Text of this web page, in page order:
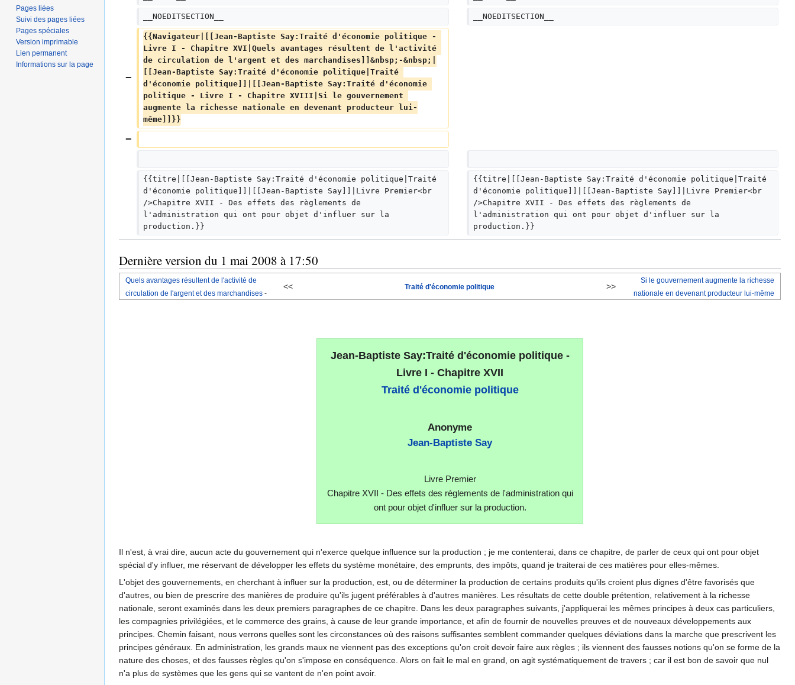
t
__NOEDITSECTION__ __NOEDITSECTION__
{{Navigateur|[[Jean-Baptiste Say:Traité d'économie politique -
Livre I - Chapitre XVI|Quels avantages résultent de l'activité
de circulation de l'argent et des marchandises]]&nbsp;-&nbsp;|
[[Jean-Baptiste Say:Traité d'économie politique|Traité
d'économie politique]]|[[Jean-Baptiste Say:Traité d'économie
politique - Livre I - Chapitre XVIII|Si le gouvernement
augmente la richesse nationale en devenant producteur lui-
même]]}}
{{titre|[[Jean-Baptiste Say:Traité d'économie politique|Traité
d'économie politique]]|[[Jean-Baptiste Say]]|Livre Premier<br
/>Chapitre XVII - Des effets des règlements de
l'administration qui ont pour objet d'influer sur la
production.}}
{{titre|[[Jean-Baptiste Say:Traité d'économie politique|Traité
d'économie politique]]|[[Jean-Baptiste Say]]|Livre Premier<br
/>Chapitre XVII - Des effets des règlements de
l'administration qui ont pour objet d'influer sur la
production.}}
Dernière version du 1 mai 2008 à 17:50
Quels avantages résultent de l'activité de
circulation de l'argent et des marchandises -
<< Traité d'économie politique >>
Si le gouvernement augmente la richesse
nationale en devenant producteur lui-même
Jean-Baptiste Say:Traité d'économie politique -
Livre I - Chapitre XVII
Traité d'économie politique
Anonyme
Jean-Baptiste Say
Livre Premier
Chapitre XVII - Des effets des règlements de l'administration qui
ont pour objet d'influer sur la production.
Il n'est, à vrai dire, aucun acte du gouvernement qui n'exerce quelque influence sur la production ; je me contenterai, dans ce chapitre, de parler de ceux qui ont pour objet
spécial d'y influer, me réservant de développer les effets du système monétaire, des emprunts, des impôts, quand je traiterai de ces matières pour elles-mêmes.
L'objet des gouvernements, en cherchant à influer sur la production, est, ou de déterminer la production de certains produits qu'ils croient plus dignes d'être favorisés que
d'autres, ou bien de prescrire des manières de produire qu'ils jugent préférables à d'autres manières. Les résultats de cette double prétention, relativement à la richesse
nationale, seront examinés dans les deux premiers paragraphes de ce chapitre. Dans les deux paragraphes suivants, j'appliquerai les mêmes principes à deux cas particuliers,
les compagnies privilégiées, et le commerce des grains, à cause de leur grande importance, et afin de fournir de nouvelles preuves et de nouveaux développements aux
principes. Chemin faisant, nous verrons quelles sont les circonstances où des raisons suffisantes semblent commander quelques déviations dans la marche que prescrivent les
principes généraux. En administration, les grands maux ne viennent pas des exceptions qu'on croit devoir faire aux règles ; ils viennent des fausses notions qu'on se forme de la
nature des choses, et des fausses règles qu'on s'impose en conséquence. Alors on fait le mal en grand, on agit systématiquement de travers ; car il est bon de savoir que nul
n'a plus de systèmes que les gens qui se vantent de n'en point avoir.
Pages liées
Suivi des pages liées
Pages spéciales
Version imprimable
Lien permanent
Informations sur la page